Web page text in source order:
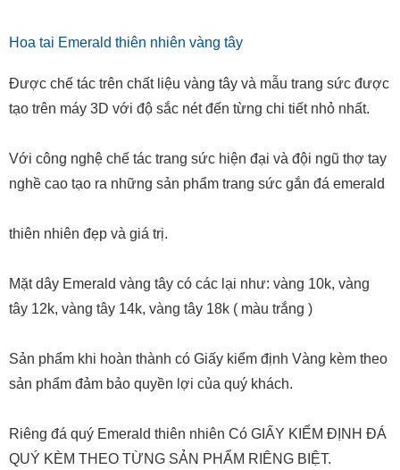
Hoa tai Emerald thiên nhiên vàng tây
Được chế tác trên chất liệu vàng tây và mẫu trang sức được
tạo trên máy 3D với độ sắc nét đến từng chi tiết nhỏ nhất.
Với công nghệ chế tác trang sức hiện đại và đội ngũ thợ tay
nghề cao tạo ra những sản phẩm trang sức gắn đá emerald
thiên nhiên đẹp và giá trị.
Mặt dây Emerald vàng tây có các lại như: vàng 10k, vàng
tây 12k, vàng tây 14k, vàng tây 18k ( màu trắng )
Sản phẩm khi hoàn thành có Giấy kiểm định Vàng kèm theo
sản phẩm đảm bảo quyền lợi của quý khách.
Riêng đá quý Emerald thiên nhiên Có GIẤY KIỂM ĐỊNH ĐÁ
QUÝ KÈM THEO TỪNG SẢN PHẨM RIÊNG BIỆT.